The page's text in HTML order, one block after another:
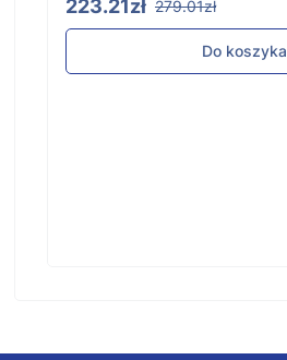
223.21zł 279.01zł
Do koszyka